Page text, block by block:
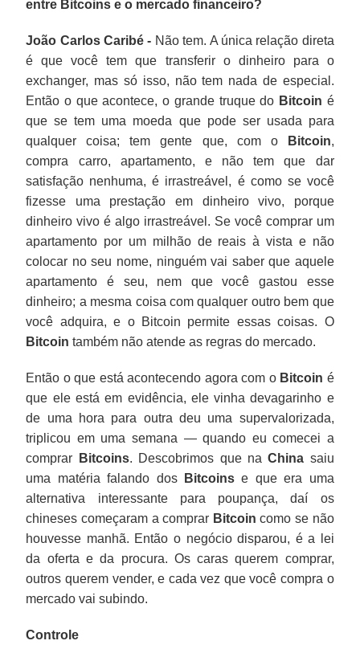
entre Bitcoins e o mercado financeiro?
João Carlos Caribé - Não tem. A única relação direta
é que você tem que transferir o dinheiro para o
exchanger, mas só isso, não tem nada de especial.
Então o que acontece, o grande truque do Bitcoin é
que se tem uma moeda que pode ser usada para
qualquer coisa; tem gente que, com o
Bitcoin,
compra carro, apartamento, e não tem que dar
satisfação nenhuma, é irrastreável, é como se você
fizesse uma prestação em dinheiro vivo, porque
dinheiro vivo é algo irrastreável. Se você comprar um
apartamento por um milhão de reais à vista e não
colocar no seu nome, ninguém vai saber que aquele
apartamento é seu, nem que você gastou esse
dinheiro; a mesma coisa com qualquer outro bem que
você adquira, e o Bitcoin permite essas coisas. O
Bitcoin também não atende as regras do mercado.
Então o que está acontecendo agora com o Bitcoin é
que ele está em evidência, ele vinha devagarinho e
de uma hora para outra deu uma supervalorizada,
triplicou em uma semana — quando eu comecei a
comprar
Bitcoins. Descobrimos que naChina saiu
uma matéria falando dos
Bitcoins e que era uma
alternativa interessante para poupança, daí os
chineses começaram a comprar Bitcoin como se não
houvesse manhã. Então o negócio disparou, é a lei
da oferta e da procura. Os caras querem comprar,
outros querem vender, e cada vez que você compra o
mercado vai subindo.
Controle